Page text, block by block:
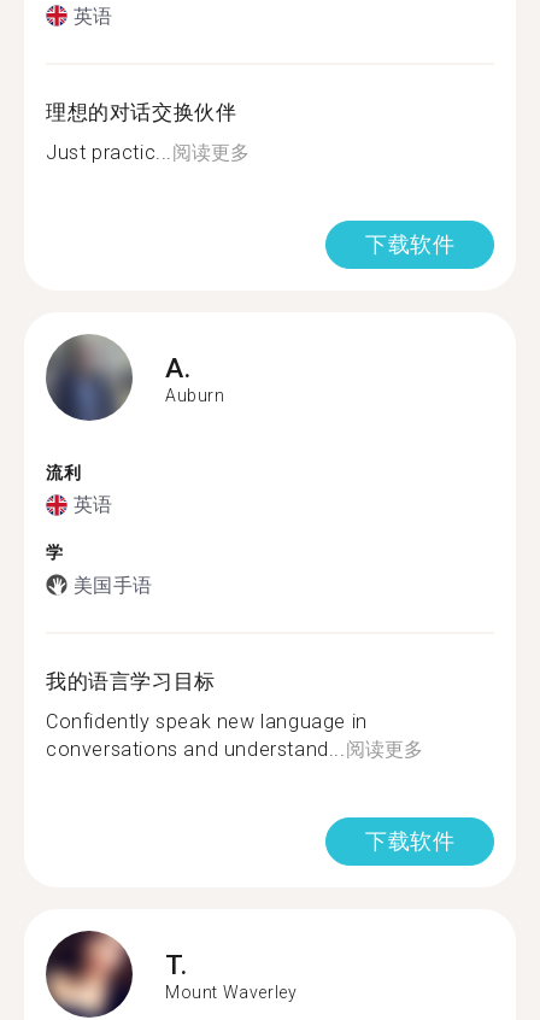
英语
理想的对话交换伙伴
Just practic... 阅读更多
下载软件
A.
Auburn
流利
英语
学
美国手语
我的语言学习目标
Confidently speak new language in
conversations and understand... 阅读更多
下载软件
T.
Mount Waverley